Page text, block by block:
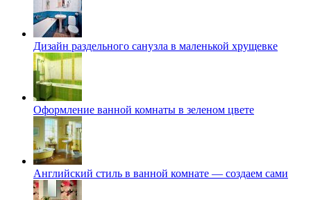
Дизайн раздельного санузла в маленькой хрущевке
Оформление ванной комнаты в зеленом цвете
Английский стиль в ванной комнате — создаем сами